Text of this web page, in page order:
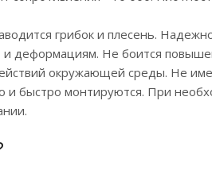
грибок и плесень.
и деформациям. Не боится
окружающей среды. Не
и быстро монтируются. При